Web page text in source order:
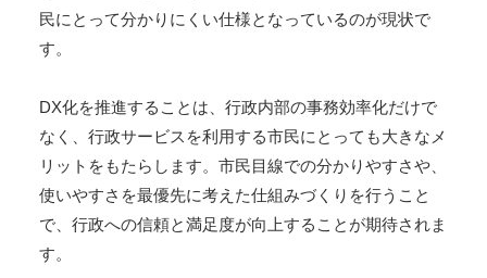
民にとって分かりにくい仕様となっているのが現状で
す。
DX化を推進することは、行政内部の事務効率化だけで
なく、行政サービスを利用する市民にとっても大きなメ
リットをもたらします。市民目線での分かりやすさや、
使いやすさを最優先に考えた仕組みづくりを行うこと
で、行政への信頼と満足度が向上することが期待されま
す。